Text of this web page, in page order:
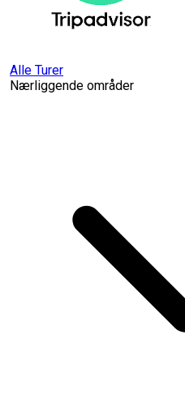
Alle Turer
Nærliggende områder